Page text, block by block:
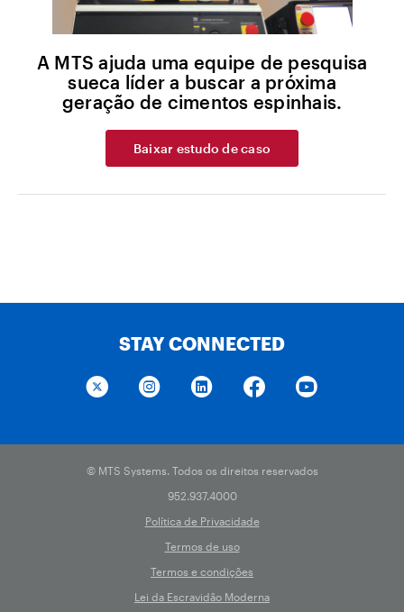
A MTS ajuda uma equipe de pesquisa
sueca líder a buscar a próxima
geração de cimentos espinhais.
Baixar estudo de caso
STAY CONNECTED
© MTS Systems. Todos os direitos reservados
952.937.4000
Política de Privacidade
Termos de uso
Termos e condições
Lei da Escravidão Moderna